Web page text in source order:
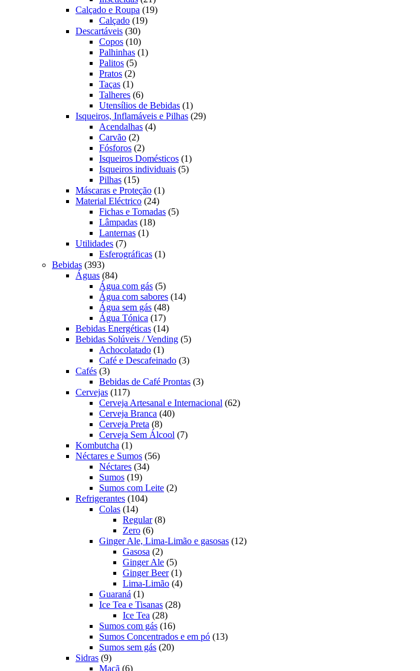
produtos
Calçado e Roupa 1919
Calçado 1919
Descartáveis 3030
produtos
Copos 1010
produtos
Palhinhas 11
Palitos 55
produtos
Pratos 22
produtos
Taças 11
produto
Talheres 66
produtos
Utensílios de Bebidas 11
produto
Isqueiros, Inflamáveis e Pilhas 2929
Acendalhas 44
Carvão 22
produtos
Fósforos 22
produtos
Isqueiros Domésticos 11
produto
Isqueiros individuais 55
Pilhas 1515
produtos
Máscaras e Proteção 11
Material Eléctrico 2424
produtos
Fichas e Tomadas 55
Lâmpadas 1818
Lanternas 11
Utilidades 77
produtos
Esferográficas 11
Bebidas 393393
produtos
Águas 8484
produtos
Água com gás 55
produtos
Água com sabores 1414
Água sem gás 4848
Água Tónica 1717
produtos
Bebidas Energéticas 1414
produtos
Bebidas Solúveis / Vending 55
Achocolatado 11
produto
Café e Descafeinado 33
Cafés 33
produtos
Bebidas de Café Prontas 33
Cervejas 117117
produtos
Cerveja Artesanal e Internacional 6262
Cerveja Branca 4040
Cerveja Preta 88
produtos
Cerveja Sem Álcool 77
Kombutcha 11
produto
Néctares e Sumos 5656
Néctares 3434
Sumos 1919
produtos
Sumos com Leite 22
Refrigerantes 104104
Colas 1414
produtos
Regular 88
Zero 66
produtos
Ginger Ale, Lima-Limão e gasosas 1212
Gasosa 22
produtos
Ginger Ale 55
produtos
Ginger Beer 11
produto
Lima-Limão 44
Guaraná 11
produto
Ice Tea e Tisanas 2828
Ice Tea 2828
produtos
Sumos com gás 1616
produtos
Sumos Concentrados e em pó 1313
Sumos sem gás 2020
Sidras 99
produtos
Maçã 66